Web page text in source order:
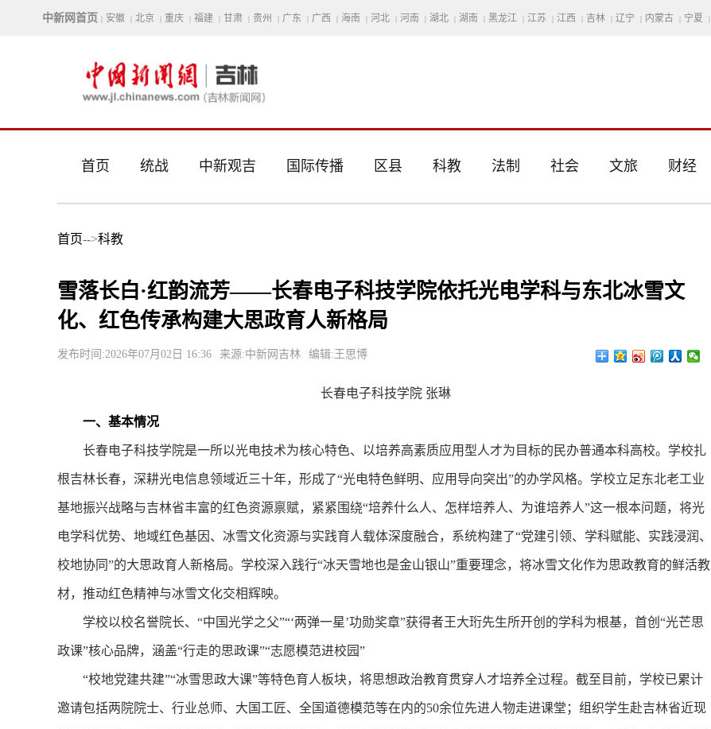
中新网首页 | 安徽 | 北京 | 重庆 | 福建 | 甘肃 | 贵州 | 广东 | 广西 | 海南 | 河北 | 河南 | 湖北 | 湖南 | 黑龙江 | 江苏 | 江西 | 吉林 | 辽宁 | 内蒙古 | 宁夏 |
首页 统战 中新观吉 国际传播 区县 科教 法制 社会 文旅 财经
首页-->科教
雪落长白·红韵流芳——长春电子科技学院依托光电学科与东北冰雪文
化、红色传承构建大思政育人新格局
发布时间:2026年07月02日 16:36 来源:中新网吉林 编辑:王思博
长春电子科技学院 张琳
一、基本情况
长春电子科技学院是一所以光电技术为核心特色、以培养高素质应用型人才为目标的民办普通本科高校。学校扎
根吉林长春，深耕光电信息领域近三十年，形成了“光电特色鲜明、应用导向突出”的办学风格。学校立足东北老工业
基地振兴战略与吉林省丰富的红色资源禀赋，紧紧围绕“培养什么人、怎样培养人、为谁培养人”这一根本问题，将光
电学科优势、地域红色基因、冰雪文化资源与实践育人载体深度融合，系统构建了“党建引领、学科赋能、实践浸润、
校地协同”的大思政育人新格局。学校深入践行“冰天雪地也是金山银山”重要理念，将冰雪文化作为思政教育的鲜活教
材，推动红色精神与冰雪文化交相辉映。
学校以校名誉院长、“中国光学之父”“‘两弹一星’功勋奖章”获得者王大珩先生所开创的学科为根基，首创“光芒思
政课”核心品牌，涵盖“行走的思政课”“志愿模范进校园”
“校地党建共建”“冰雪思政大课”等特色育人板块，将思想政治教育贯穿人才培养全过程。截至目前，学校已累计
邀请包括两院院士、行业总师、大国工匠、全国道德模范等在内的50余位先进人物走进课堂；组织学生赴吉林省近现